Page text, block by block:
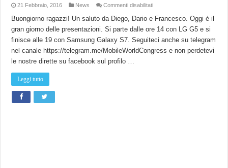
21 Febbraio, 2016 News Commenti disabilitatisu
World
2016
Liveblog
G5
Buongiorno ragazzi! Un saluto da Diego, Dario e Francesco. Oggi è il
gran giorno delle presentazioni. Si parte dalle ore 14 con LG G5 e si
finisce alle 19 con Samsung Galaxy S7. Seguiteci anche su telegram
nel canale https://telegram.me/MobileWorldCongress e non perdetevi
le nostre dirette su facebook sul profilo …
Leggi tutto